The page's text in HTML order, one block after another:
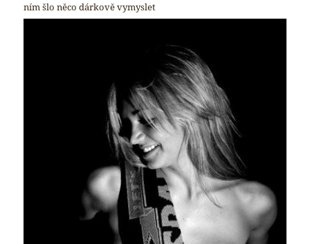
ním šlo něco dárkově vymyslet